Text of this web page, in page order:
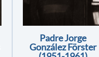
Padre Jorge
González Förster